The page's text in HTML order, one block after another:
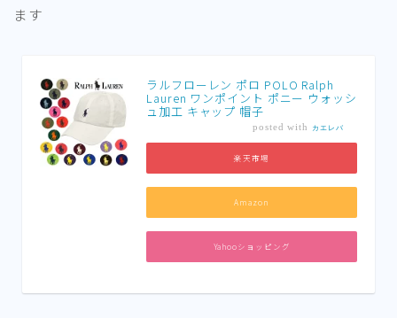
ます
ラルフローレン ポロ POLO Ralph
Lauren ワンポイント ポニー ウォッシ
ュ加工 キャップ 帽子
posted with カエレバ
楽天市場
Amazon
Yahooショッピング